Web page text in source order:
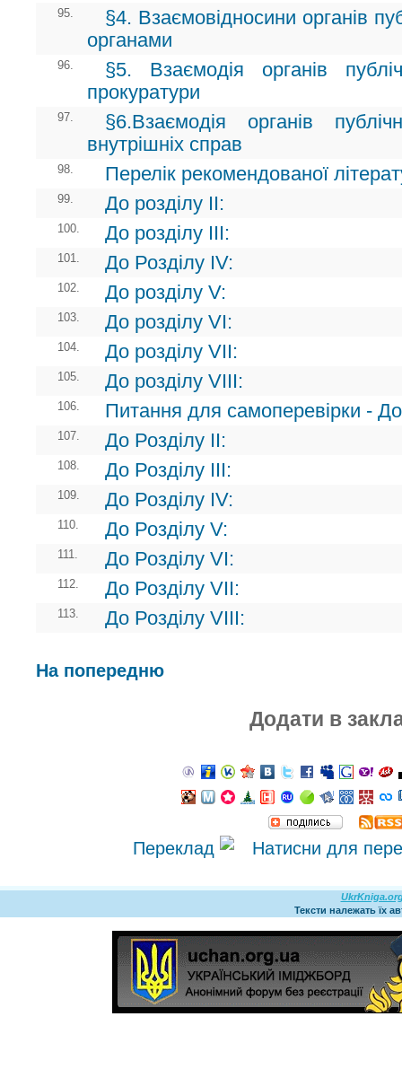
95.
§4. Взаємовідносини органів
органами
96.
§5. Взаємодія органів
прокуратури
97.
§6.Взаємодія органів
внутрішніх справ
98. Перелік рекомендованої
99. До розділу ІІ:
100. До розділу ІІІ:
101. До Розділу ІV:
102. До розділу V:
103. До розділу VI:
104. До розділу VII:
105. До розділу VIII:
106. Питання для самоперевірки -
107. До Розділу II:
108. До Розділу III:
109. До Розділу IV:
110. До Розділу V:
111. До Розділу VI:
112. До Розділу VII:
113. До Розділу VIII:
На попередню
Додати в
Переклад
Тексти належать їх